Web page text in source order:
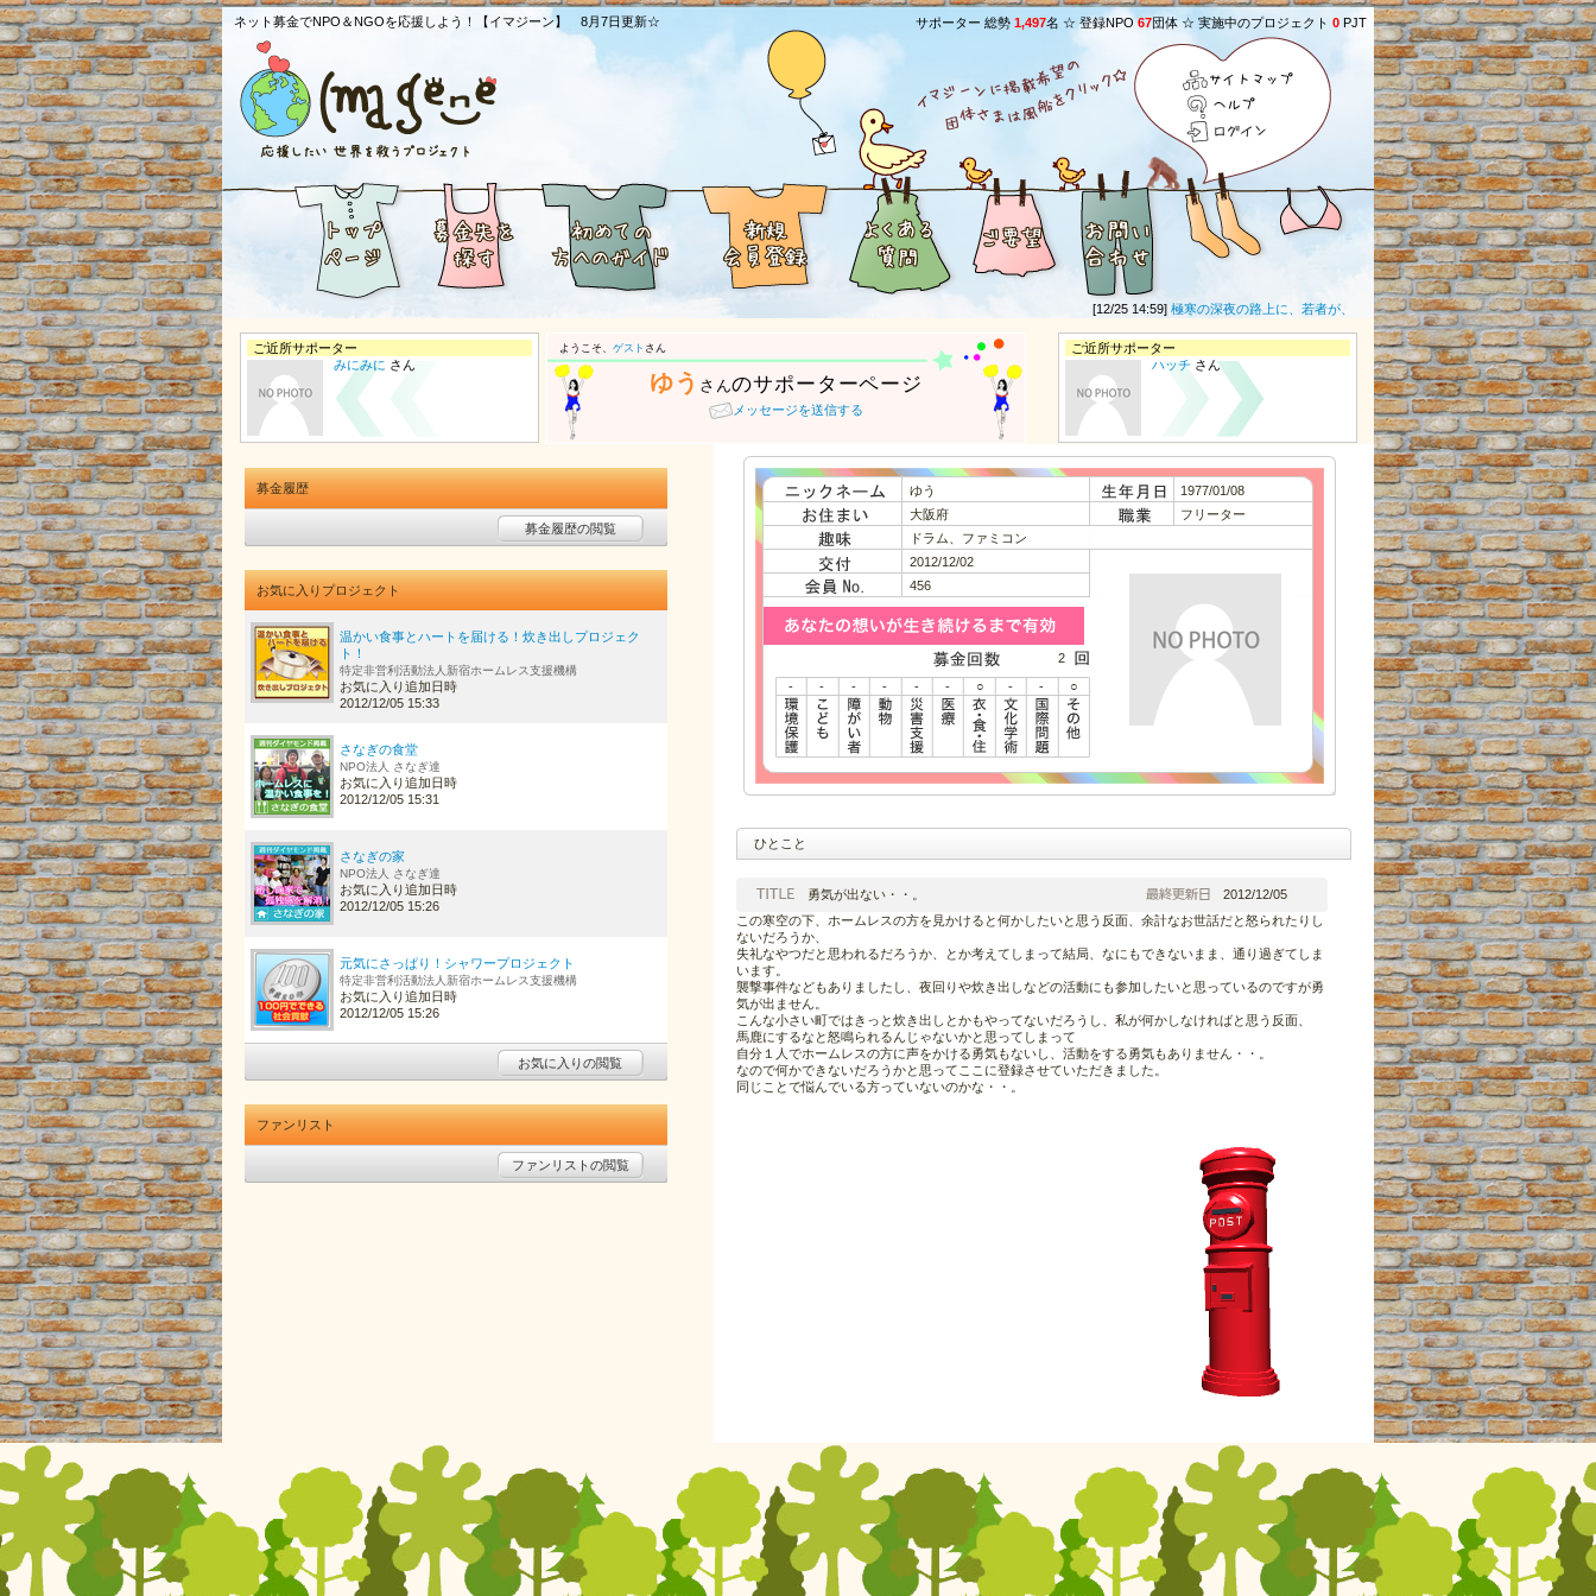
ネット募金でNPO＆NGOを応援しよう！【イマジーン】 8月7日更新☆ サポーター 総勢 1,497名 ☆ 登録NPO 67団体 ☆ 実施中のプロジェクト 0 PJT
サイトマップ
ヘルプ
ログイン
[12/25 14:59]極寒の深夜の路上に、若者が、段ボールや毛布などの防寒具もなしで寝て
ご近所サポーター
みにみに さん
ようこそ、 ゲスト さん
ゆう さんのサポーターページ
メッセージを送信する
ご近所サポーター
ハッチ さん
ゆう
1977/01/08
大阪府
ドラム、ファミコン
フリーター
2012/12/02
456
2
-
- - - - - ○ - - ○
ひとこと
勇気が出ない・・。
2012/12/05
この寒空の下、ホームレスの方を見かけると何かしたいと思う反面、余計なお世話だと怒られたりし
ないだろうか、
失礼なやつだと思われるだろうか、とか考えてしまって結局、なにもできないまま、通り過ぎてしま
います。
襲撃事件などもありましたし、夜回りや炊き出しなどの活動にも参加したいと思っているのですが勇
気が出ません。
こんな小さい町ではきっと炊き出しとかもやってないだろうし、私が何かしなければと思う反面、
馬鹿にするなと怒鳴られるんじゃないかと思ってしまって
自分１人でホームレスの方に声をかける勇気もないし、活動をする勇気もありません・・。
なので何かできないだろうかと思ってここに登録させていただきました。
同じことで悩んでいる方っていないのかな・・。
募金履歴
募金履歴の閲覧
お気に入りプロジェクト
温かい食事とハートを届ける！炊き出しプロジェク
ト！
特定非営利活動法人新宿ホームレス支援機構
お気に入り追加日時
2012/12/05 15:33
さなぎの食堂
NPO法人 さなぎ達
お気に入り追加日時
2012/12/05 15:31
さなぎの家
NPO法人 さなぎ達
お気に入り追加日時
2012/12/05 15:26
元気にさっぱり！シャワープロジェクト
特定非営利活動法人新宿ホームレス支援機構
お気に入り追加日時
2012/12/05 15:26
お気に入りの閲覧
ファンリスト
ファンリストの閲覧